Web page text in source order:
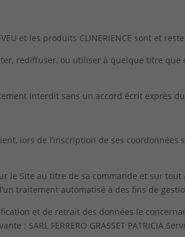
et les produits CLINERIENCE sont et
rediffuser, ou utiliser à quelque titre
interdit sans un accord écrit exprès
lors de l’inscription de ses
le Site au titre de sa commande et sur
traitement automatisé à des fins de
et de retrait des données le
: SARL FERRERO GRASSET PATRICIA